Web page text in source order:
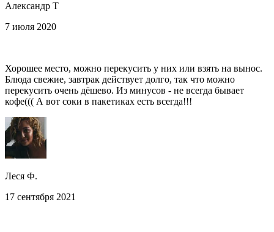
Александр Т
7 июля 2020
Хорошее место, можно перекусить у них или взять на вынос.
Блюда свежие, завтрак действует долго, так что можно
перекусить очень дёшево. Из минусов - не всегда бывает
кофе((( А вот соки в пакетиках есть всегда!!!
Леся Ф.
17 сентября 2021